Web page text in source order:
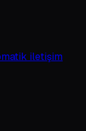
iletişim